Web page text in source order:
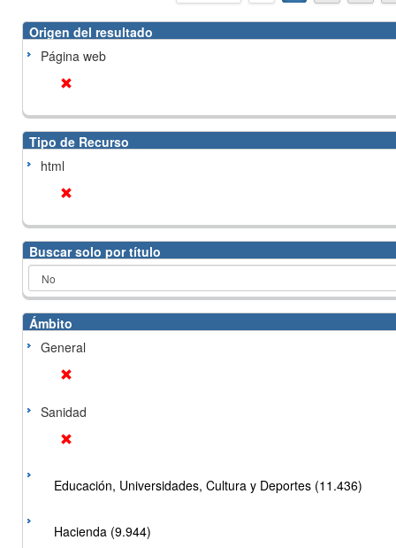
Origen del resultado
Página web
Tipo de Recurso
html
Buscar solo por título
Ámbito
General
Sanidad
Educación, Universidades, Cultura y Deportes (11.436)
Hacienda (9.944)